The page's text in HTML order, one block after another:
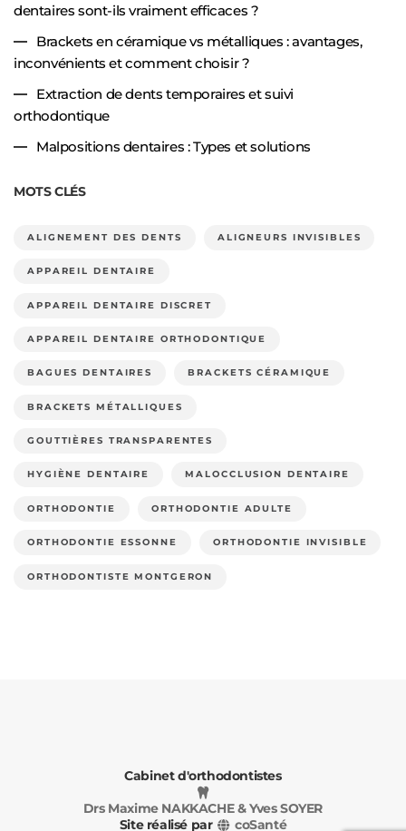
dentaires sont-ils vraiment efficaces ?
Brackets en céramique vs métalliques : avantages,
inconvénients et comment choisir ?
Extraction de dents temporaires et suivi
orthodontique
Malpositions dentaires : Types et solutions
MOTS CLÉS
ALIGNEMENT DES DENTS ALIGNEURS INVISIBLES
APPAREIL DENTAIRE
APPAREIL DENTAIRE DISCRET
APPAREIL DENTAIRE ORTHODONTIQUE
BAGUES DENTAIRES BRACKETS CÉRAMIQUE
BRACKETS MÉTALLIQUES
GOUTTIÈRES TRANSPARENTES
HYGIÈNE DENTAIRE MALOCCLUSION DENTAIRE
ORTHODONTIE ORTHODONTIE ADULTE
ORTHODONTIE ESSONNE ORTHODONTIE INVISIBLE
ORTHODONTISTE MONTGERON
Cabinet d'orthodontistes
Drs Maxime NAKKACHE & Yves SOYER
Site réalisé par
coSanté